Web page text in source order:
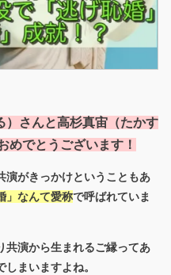
）さんと高杉真宙（たかす
めでとうございます！
演がきっかけということもあ
」なんて愛称で呼ばれていま
共演から生まれるご縁ってあ
まいますよね。